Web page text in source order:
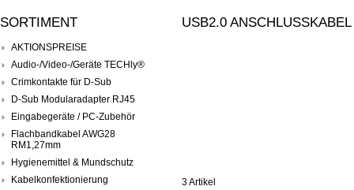
SORTIMENT
AKTIONSPREISE
Audio-/Video-/Geräte TECHly®
Crimkontakte für D-Sub
D-Sub Modularadapter RJ45
Eingabegeräte / PC-Zubehör
Flachbandkabel AWG28
RM1,27mm
Hygienemittel & Mundschutz
Kabelkonfektionierung
USB2.0
3 Artikel